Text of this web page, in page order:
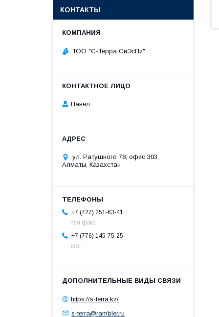
КОНТАКТЫ
ТОО "С-Терра СиЭсПи"
Павел
ул. Ратушного 78, офис 303,
Алматы, Казахстан
+7 (727) 251-63-41
тел.факс
+7 (776) 145-75-25
сот.
https://s-terra.kz/
s-terra@rambler.ru